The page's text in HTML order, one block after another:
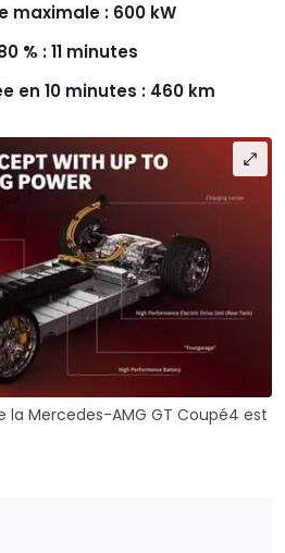
maximale : 600 kW
% : 11 minutes
en 10 minutes : 460 km
la Mercedes-AMG GT Coupé4 est